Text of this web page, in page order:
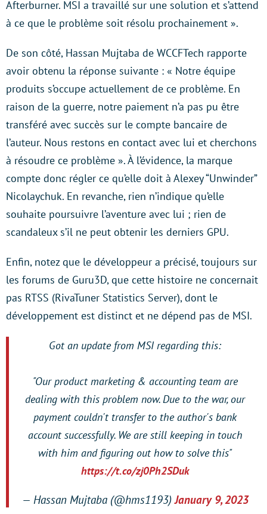
Afterburner. MSI a travaillé sur une solution et s’attend
à ce que le problème soit résolu prochainement ».
De son côté, Hassan Mujtaba de WCCFTech rapporte
avoir obtenu la réponse suivante : « Notre équipe
produits s’occupe actuellement de ce problème. En
raison de la guerre, notre paiement n’a pas pu être
transféré avec succès sur le compte bancaire de
l’auteur. Nous restons en contact avec lui et cherchons
à résoudre ce problème ». À l’évidence, la marque
compte donc régler ce qu’elle doit à Alexey “Unwinder”
Nicolaychuk. En revanche, rien n’indique qu’elle
souhaite poursuivre l’aventure avec lui ; rien de
scandaleux s’il ne peut obtenir les derniers GPU.
Enfin, notez que le développeur a précisé, toujours sur
les forums de Guru3D, que cette histoire ne concernait
pas RTSS (RivaTuner Statistics Server), dont le
développement est distinct et ne dépend pas de MSI.
Got an update from MSI regarding this:
"Our product marketing & accounting team are
dealing with this problem now. Due to the war, our
payment couldn't transfer to the author's bank
account successfully. We are still keeping in touch
with him and figuring out how to solve this"
https://t.co/zj0Ph2SDuk
— Hassan Mujtaba (@hms1193)January 9, 2023